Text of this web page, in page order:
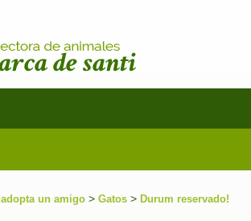
adopta un amigo > Gatos > Durum reservado!